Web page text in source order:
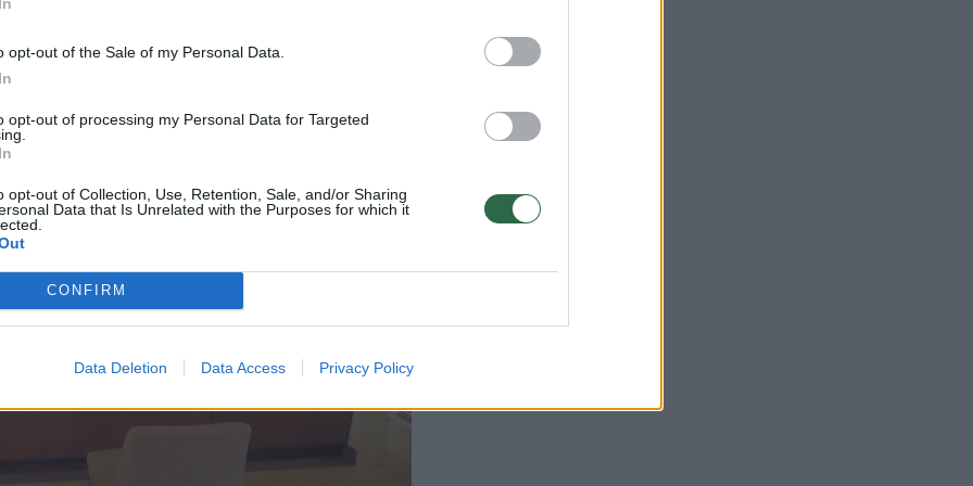
opt-out of the Sale of my Personal Data.
opt-out of processing my Personal Data for Targeted
opt-out of Collection, Use, Retention, Sale, and/or Sharing
Data that Is Unrelated with the Purposes for which it
CONFIRM
Data Deletion Data Access Privacy Policy
gali tapti rimtų ligų priežastimi:
išvengti